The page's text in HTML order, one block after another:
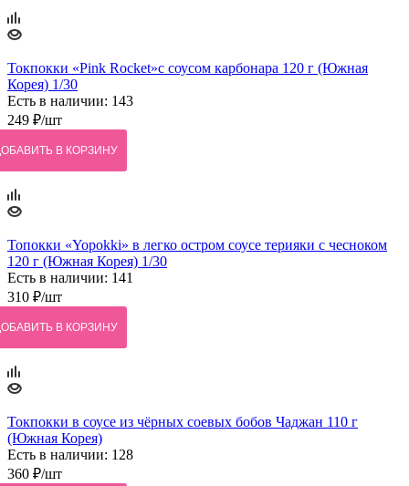
Токпокки «Pink Rocket»с соусом карбонара 120 г (Южная
Корея) 1/30
Есть в наличии: 143
249 ₽/шт
В КОРЗИНУ
Топокки «Yopokki» в легко остром соусе терияки с чесноком
120 г (Южная Корея) 1/30
Есть в наличии: 141
310 ₽/шт
В КОРЗИНУ
Токпокки в соусе из чёрных соевых бобов Чаджан 110 г
(Южная Корея)
Есть в наличии: 128
360 ₽/шт